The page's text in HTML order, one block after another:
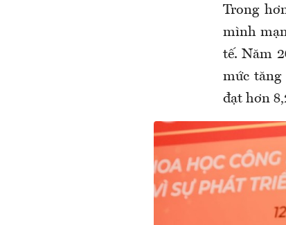
Trong
mình
tế. Năm
mức tăng
đạt hơn